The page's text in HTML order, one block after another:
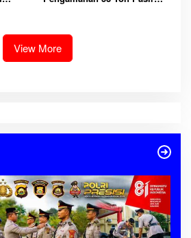
Penegakan Hukum Tetap
Berjalan
View More